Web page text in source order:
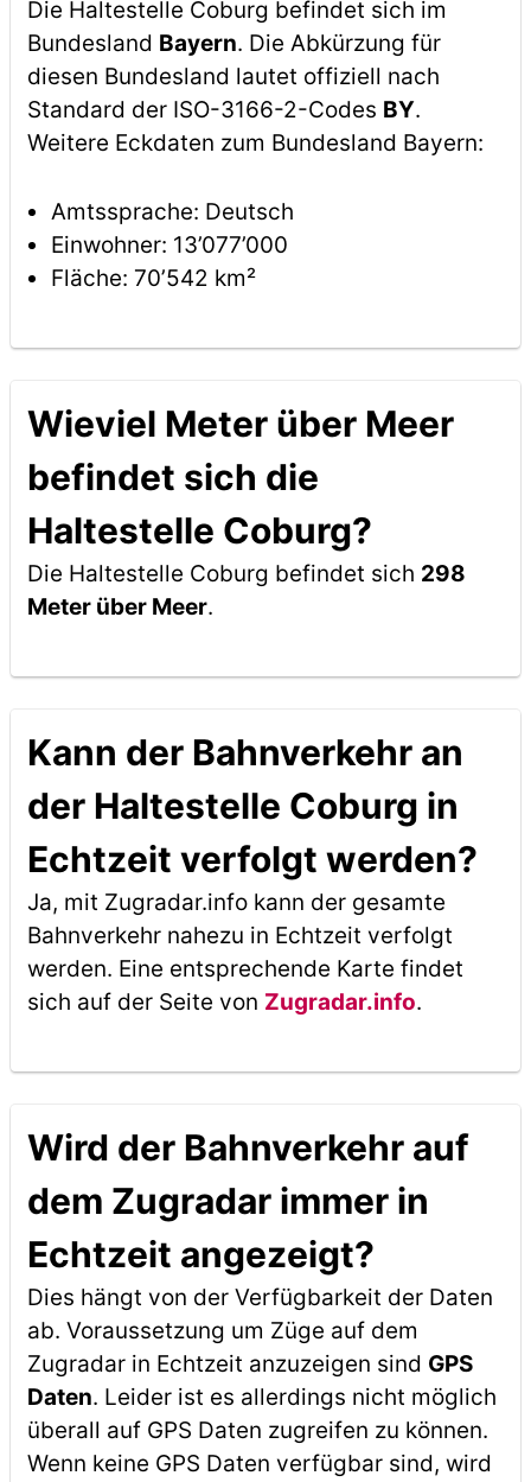
Die Haltestelle Coburg befindet sich im
Bundesland Bayern. Die Abkürzung für
diesen Bundesland lautet offiziell nach
Standard der ISO-3166-2-Codes BY.
Weitere Eckdaten zum Bundesland Bayern:
Amtssprache: Deutsch
Einwohner: 13’077’000
Fläche: 70’542 km²
Wieviel Meter über Meer
befindet sich die
Haltestelle Coburg?
Die Haltestelle Coburg befindet sich 298
Meter über Meer.
Kann der Bahnverkehr an
der Haltestelle Coburg in
Echtzeit verfolgt werden?
Ja, mit Zugradar.info kann der gesamte
Bahnverkehr nahezu in Echtzeit verfolgt
werden. Eine entsprechende Karte findet
sich auf der Seite von Zugradar.info.
Wird der Bahnverkehr auf
dem Zugradar immer in
Echtzeit angezeigt?
Dies hängt von der Verfügbarkeit der Daten
ab. Voraussetzung um Züge auf dem
Zugradar in Echtzeit anzuzeigen sind GPS
Daten. Leider ist es allerdings nicht möglich
überall auf GPS Daten zugreifen zu können.
Wenn keine GPS Daten verfügbar sind, wird